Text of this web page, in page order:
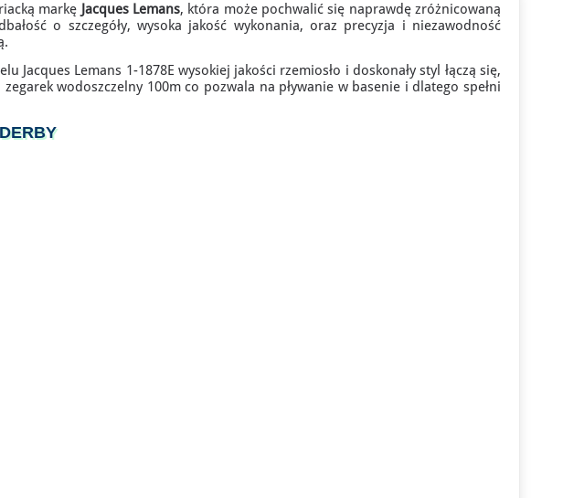
markę Jacques Lemans, która może pochwalić się naprawdę zróżnicowaną
o szczegóły, wysoka jakość wykonania, oraz precyzja i niezawodność
Jacques Lemans 1-1878E wysokiej jakości rzemiosło i doskonały styl łączą się,
wodoszczelny 100m co pozwala na pływanie w basenie i dlatego spełni